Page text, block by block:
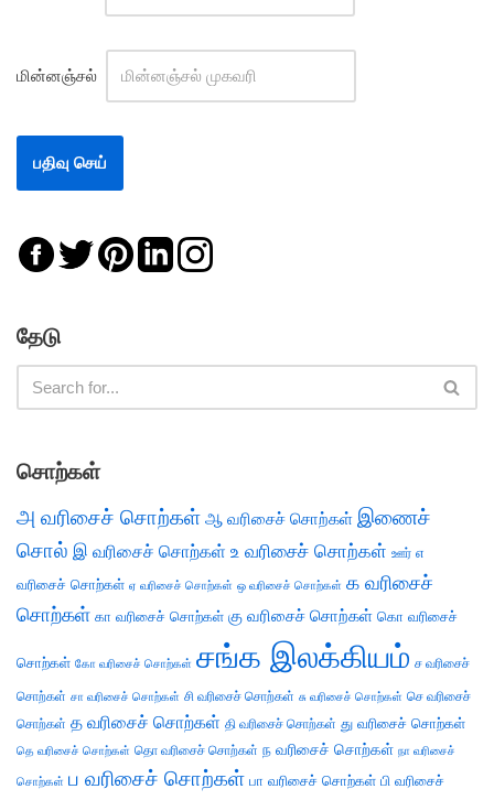
மின்னஞ்சல்
தேடு
சொற்கள்
அ வரிசைச் சொற்கள் ஆ வரிசைச் சொற்கள் இணைச்
சொல் இ வரிசைச் சொற்கள் உ வரிசைச் சொற்கள் ஊர் எ
வரிசைச் சொற்கள் ஏ வரிசைச் சொற்கள் ஒ வரிசைச் சொற்கள் க வரிசைச்
சொற்கள் கா வரிசைச் சொற்கள் கு வரிசைச் சொற்கள் கொ வரிசைச்
சொற்கள் கோ வரிசைச் சொற்கள் சங்க இலக்கியம் ச வரிசைச்
சொற்கள் சா வரிசைச் சொற்கள் சி வரிசைச் சொற்கள் சு வரிசைச் சொற்கள் செ வரிசைச்
சொற்கள் த வரிசைச் சொற்கள் தி வரிசைச் சொற்கள் து வரிசைச் சொற்கள்
தெ வரிசைச் சொற்கள் தொ வரிசைச் சொற்கள் ந வரிசைச் சொற்கள் நா வரிசைச்
சொற்கள் ப வரிசைச் சொற்கள் பா வரிசைச் சொற்கள் பி வரிசைச்